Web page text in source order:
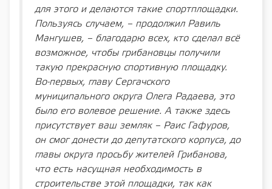
для этого и делаются такие спортплощадки.
Пользуясь случаем, – продолжил Равиль
Мангушев, – благодарю всех, кто сделал всё
возможное, чтобы грибановцы получили
такую прекрасную спортивную площадку.
Во-первых, главу Сергачского
муниципального округа Олега Радаева, это
было его волевое решение. А также здесь
присутствует ваш земляк – Раис Гафуров,
он смог донести до депутатского корпуса, до
главы округа просьбу жителей Грибанова,
что есть насущная необходимость в
строительстве этой площадки, так как